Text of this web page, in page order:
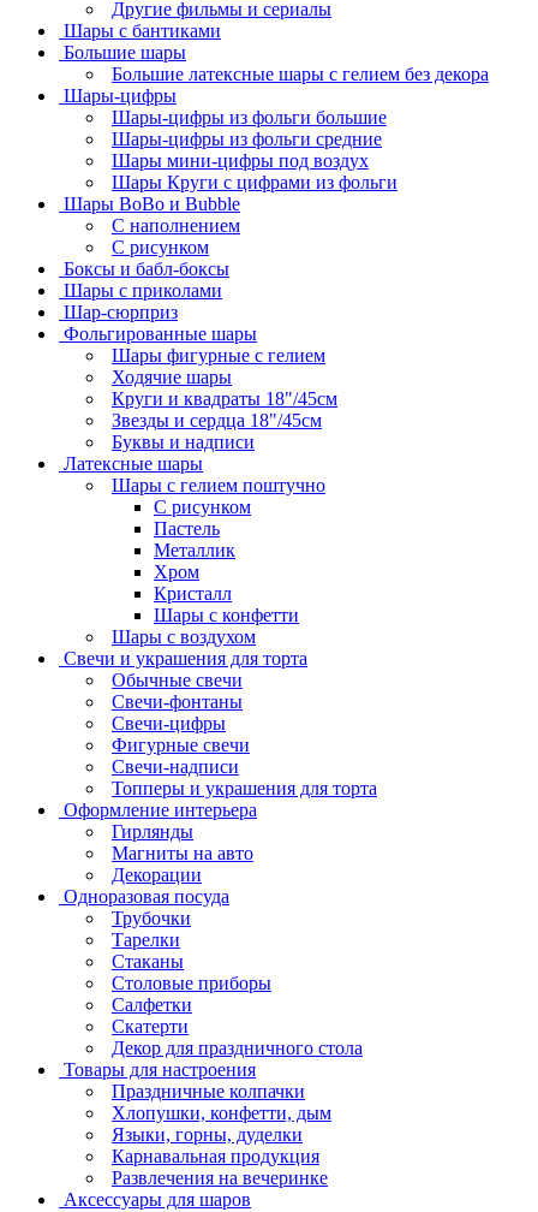
Другие фильмы и сериалы
Шары с бантиками
Большие шары
Большие латексные шары с гелием без декора
Шары-цифры
Шары-цифры из фольги большие
Шары-цифры из фольги средние
Шары мини-цифры под воздух
Шары Круги с цифрами из фольги
Шары BoBo и Bubble
С наполнением
С рисунком
Боксы и бабл-боксы
Шары с приколами
Шар-сюрприз
Фольгированные шары
Шары фигурные с гелием
Ходячие шары
Круги и квадраты 18"/45см
Звезды и сердца 18"/45см
Буквы и надписи
Латексные шары
Шары с гелием поштучно
С рисунком
Пастель
Металлик
Хром
Кристалл
Шары с конфетти
Шары с воздухом
Свечи и украшения для торта
Обычные свечи
Свечи-фонтаны
Свечи-цифры
Фигурные свечи
Свечи-надписи
Топперы и украшения для торта
Оформление интерьера
Гирлянды
Магниты на авто
Декорации
Одноразовая посуда
Трубочки
Тарелки
Стаканы
Столовые приборы
Салфетки
Скатерти
Декор для праздничного стола
Товары для настроения
Праздничные колпачки
Хлопушки, конфетти, дым
Языки, горны, дуделки
Карнавальная продукция
Развлечения на вечеринке
Аксессуары для шаров